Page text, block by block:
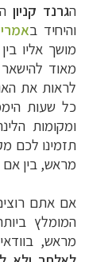
הגרנד קניון
והיחידב
מושך אליו בין 4 ל-5 מיליון מבקרים מדי שנה.
מאוד
לראות את
כל שעות
ומקומות
תזמינו לכם
מראש, בין אם
אם אתם
המומלץ
מראש,